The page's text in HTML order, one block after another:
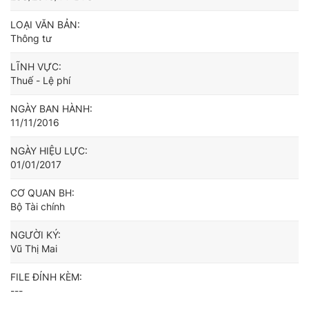
LOẠI VĂN BẢN:
Thông tư
LĨNH VỰC:
Thuế - Lệ phí
NGÀY BAN HÀNH:
11/11/2016
NGÀY HIỆU LỰC:
01/01/2017
CƠ QUAN BH:
Bộ Tài chính
NGƯỜI KÝ:
Vũ Thị Mai
FILE ĐÍNH KÈM:
---